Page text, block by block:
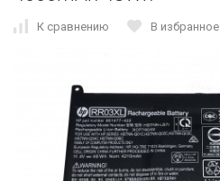
К сравнению В избранное